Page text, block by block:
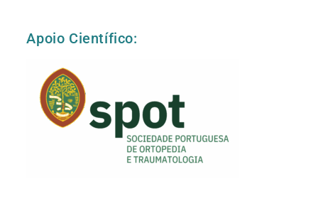
Apoio Científico: